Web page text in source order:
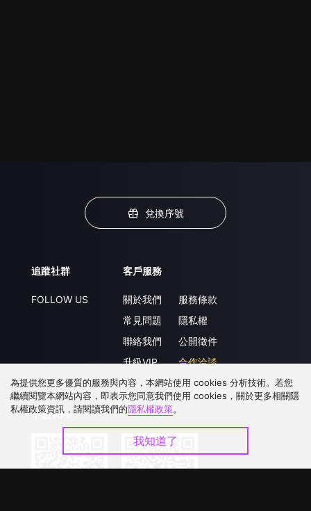
兌換序號
追蹤社群
FOLLOW US
客戶服務
關於我們
常見問題
聯絡我們
升級VIP
服務條款
隱私權
公開徵件
合作洽談
下載 APP
為提供您更多優質的服務與內容，本網站使用 cookies 分析技術。若您
繼續閱覽本網站內容，即表示您同意我們使用 cookies，關於更多相關隱
私權政策資訊，請閱讀我們的隱私權政策。
我知道了